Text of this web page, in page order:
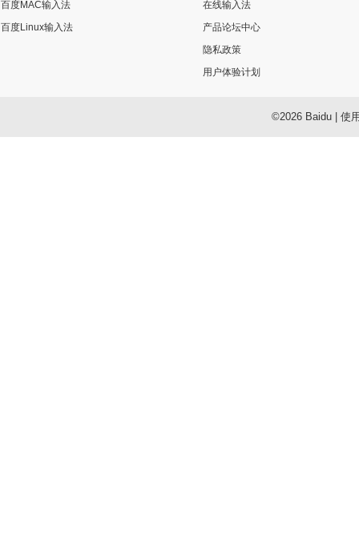
百度MAC输入法
百度Linux输入法
在线输入法
产品论坛中心
隐私政策
用户体验计划
©2026 Baidu| 使